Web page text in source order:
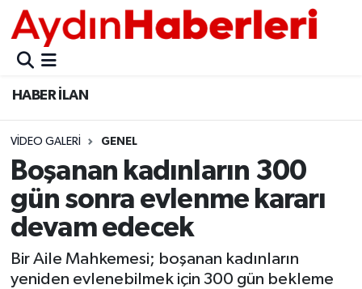
HABER İLAN
VIDEO GALERI GENEL
Boşanan kadınların 300
gün sonra evlenme kararı
devam edecek
Bir Aile Mahkemesi; boşanan kadınların
yeniden evlenebilmek için 300 gün bekleme
GÜNCEL
POLİTİKA
BELEDİYELER
ASAYİŞ
EKONOMİ
BÜLTEN
Aydın Nöbetçi Eczaneler
Aydın Hava Durumu
Aydin Namaz Vakitleri
Aydın Trafik Yoğunluk Haritası
Süper Lig Puan Durumu ve Fikstür
Tüm Manşetler